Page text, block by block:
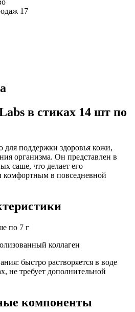
17
в стиках 14 шт по
для поддержки здоровья кожи,
организма. Он представлен в
саше, что делает его
комфортным в повседневной
по 7 г
коллаген
быстро растворяется в воде
не требует дополнительной
компоненты